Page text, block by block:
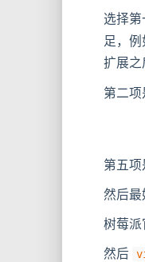
选择第
足，例
扩展之
第二项
第五项
然后最
树莓派
然后